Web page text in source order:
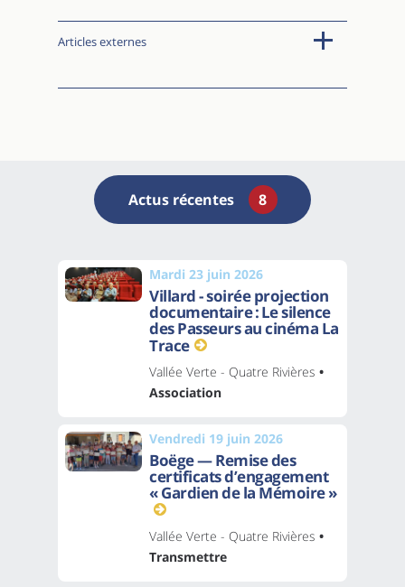
Articles externes
Actus récentes 8
Mardi 23 juin 2026
Villard - soirée projection
documentaire : Le silence
des Passeurs au cinéma La
Trace
Vallée Verte - Quatre Rivières •
Association
Vendredi 19 juin 2026
Boëge — Remise des
certificats d’engagement
« Gardien de la Mémoire »
Vallée Verte - Quatre Rivières •
Transmettre